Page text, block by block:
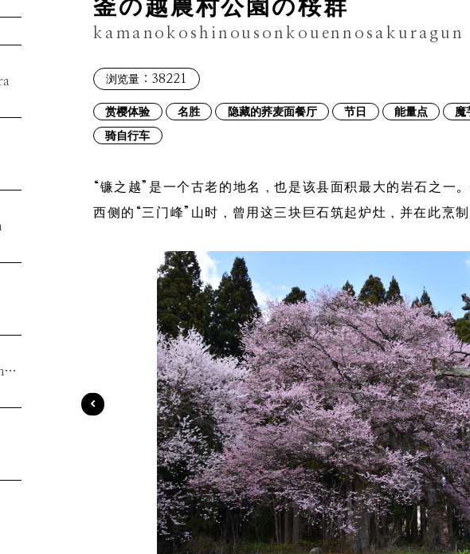
釜の越農村公園の桜群
kamanokoshinousonkouennosakuragun
浏览量 ：38221
赏樱体验 名胜 隐藏的荞麦面餐厅 节日 能量点 魔
骑自行车
“镰之越”是一个古老的地名，也是该县面积最大的岩石之一
西侧的“三门峰”山时，曾用这三块巨石筑起炉灶，并在此烹制
hayamashinrinkouen